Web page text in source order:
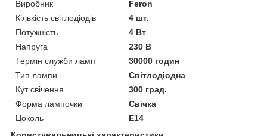
Виробник
Feron
Кількість світлодіодів
4 шт.
Потужність
4 Вт
Напруга
230 В
Термін служби ламп
30000 годин
Тип лампи
Світлодіодна
Кут свічення
300 град.
Форма лампочки
Свічка
Цоколь
E14